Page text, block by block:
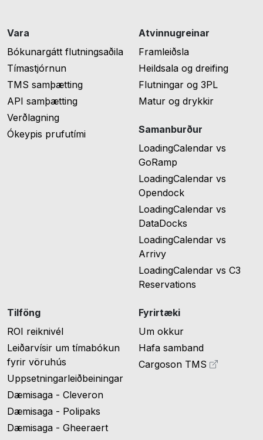
Vara
Bókunargátt flutningsaðila
Tímastjórnun
TMS samþætting
API samþætting
Verðlagning
Ókeypis prufutími
Atvinnugreinar
Framleiðsla
Heildsala og dreifing
Flutningar og 3PL
Matur og drykkir
Samanburður
LoadingCalendar vs
GoRamp
LoadingCalendar vs
Opendock
LoadingCalendar vs
DataDocks
LoadingCalendar vs
Arrivy
LoadingCalendar vs C3
Reservations
Tilföng
ROI reiknivél
Leiðarvísir um tímabókun
fyrir vöruhús
Uppsetningarleiðbeiningar
Dæmisaga - Cleveron
Dæmisaga - Polipaks
Dæmisaga - Gheeraert
Fyrirtæki
Um okkur
Hafa samband
Cargoson TMS